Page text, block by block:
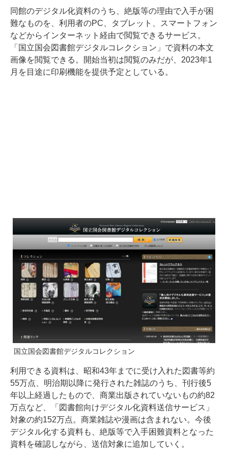
同館のデジタル化資料のうち、絶版等の理由で入手が困
難なものを、利用者のPC、タブレット、スマートフォン
などからインターネット経由で閲覧できるサービス。
「国立国会図書館デジタルコレクション」で資料の本文
画像を閲覧できる。開始当初は閲覧のみだが、2023年1
月を目途に印刷機能を提供予定としている。
国立国会図書館デジタルコレクション
利用できる資料は、昭和43年までに受け入れた図書等約
55万点、明治期以降に発行された雑誌のうち、刊行後5
年以上経過したもので、商業出版されていないもの約82
万点など、「図書館向けデジタル化資料送信サービス」
対象の約152万点。商業雑誌や漫画は含まれない。今後
デジタル化する資料も、絶版等で入手困難資料となった
資料を確認しながら、送信対象に追加していく。